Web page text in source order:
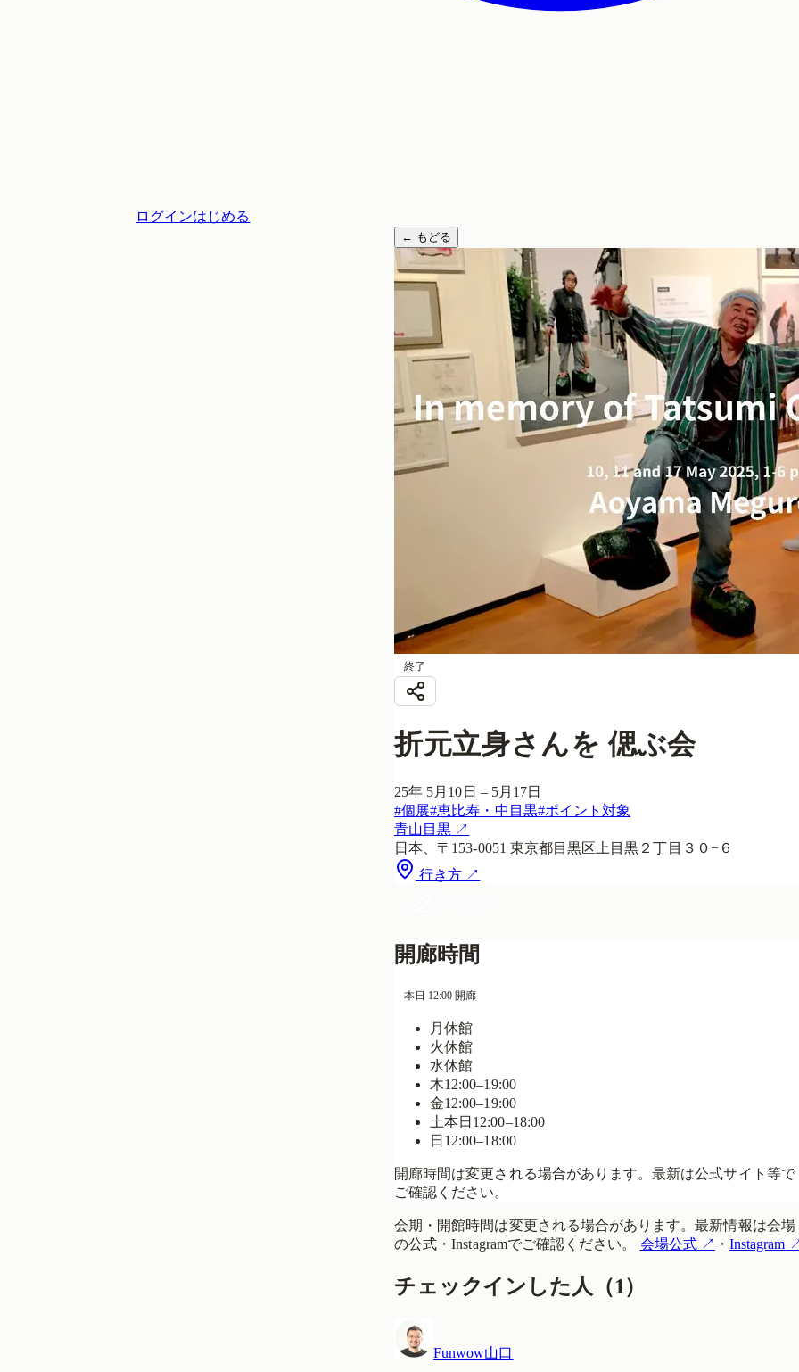
ログインはじめる
← もどる
終了
折元立身さんを 偲ぶ会
25年 5月10日 – 5月17日
#個展#恵比寿・中目黒#ポイント対象
青山目黒 ↗
日本、〒153-0051 東京都目黒区上目黒２丁目３０−６
行き方 ↗
開廊時間
本日 12:00 開廊
月休館
火休館
水休館
木12:00–19:00
金12:00–19:00
土本日 12:00–18:00
日 12:00–18:00
開廊時間は変更される場合があります。最新は公式サイト等で
ご確認ください。
会期・開館時間は変更される場合があります。最新情報は会場
の公式・Instagramでご確認ください。
会場公式↗ ・ Instagram
チェックインした人 （1）
Funwow山口